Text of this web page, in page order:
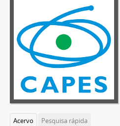
Acervo
Pesquisa rápida